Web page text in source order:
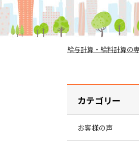
給与計算・給料計算の
カテゴリー
お客様の声